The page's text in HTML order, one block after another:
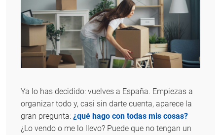
Ya lo has decidido: vuelves a España. Empiezas a
organizar todo y, casi sin darte cuenta, aparece la
gran pregunta: ¿qué hago con todas mis cosas?
¿Lo vendo o me lo llevo? Puede que no tengan un